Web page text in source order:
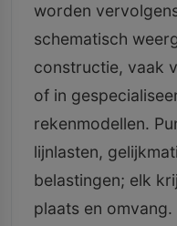
worden
schematisch
constructie, vaak
of in
rekenmodellen.
lijnlasten,
belastingen; elk
plaats en omvang.